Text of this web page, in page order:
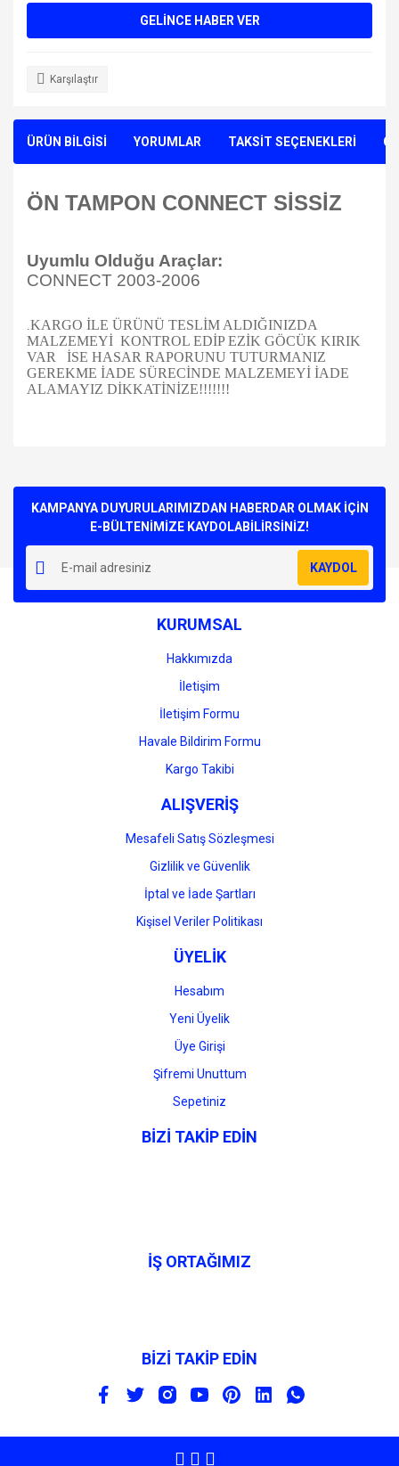
GELİNCE HABER VER
Karşılaştır
ÜRÜN BİLGİSİ YORUMLAR TAKSİT SEÇENEKLERİ
ÖN TAMPON CONNECT SİSSİZ
Uyumlu Olduğu Araçlar:
CONNECT 2003-2006
.KARGO İLE ÜRÜNÜ TESLİM ALDIĞINIZDA
MALZEMEYİ KONTROL EDİP EZİK GÖCÜK KIRIK
VAR İSE HASAR RAPORUNU TUTURMANIZ
GEREKME İADE SÜRECİNDE MALZEMEYİ İADE
ALAMAYIZ DİKKATİNİZE!!!!!!!
Yorum Yaz
kullanarak tarafımıza iletebilirsiniz.
Görüş ve önerileriniz için teşekkür ederiz.
Ürün resmi kalitesiz, bozuk veya görüntülenemiyor.
Ürün açıklamasında eksik bilgiler bulunuyor.
Ürün bilgilerinde hatalar bulunuyor.
Ürün fiyatı diğer sitelerden daha pahalı.
Gönder
KAMPANYA DUYURULARIMIZDAN HABERDAR OLMAK İÇİN
E-BÜLTENİMİZE KAYDOLABİLİRSİNİZ!
KAYDOL
KURUMSAL
Hakkımızda
İletişim
İletişim Formu
Havale Bildirim Formu
Kargo Takibi
ALIŞVERİŞ
Mesafeli Satış Sözleşmesi
Gizlilik ve Güvenlik
İptal ve İade Şartları
Kişisel Veriler Politikası
ÜYELİK
Hesabım
Yeni Üyelik
Üye Girişi
Şifremi Unuttum
Sepetiniz
BİZİ TAKİP EDİN
İŞ ORTAĞIMIZ
BİZİ TAKİP EDİN